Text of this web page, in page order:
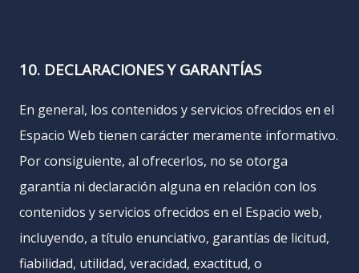
10. DECLARACIONES Y GARANTÍAS
En general, los contenidos y servicios ofrecidos en el
Espacio Web tienen carácter meramente informativo.
Por consiguiente, al ofrecerlos, no se otorga
garantía ni declaración alguna en relación con los
contenidos y servicios ofrecidos en el Espacio web,
incluyendo, a título enunciativo, garantías de licitud,
fiabilidad, utilidad, veracidad, exactitud, o